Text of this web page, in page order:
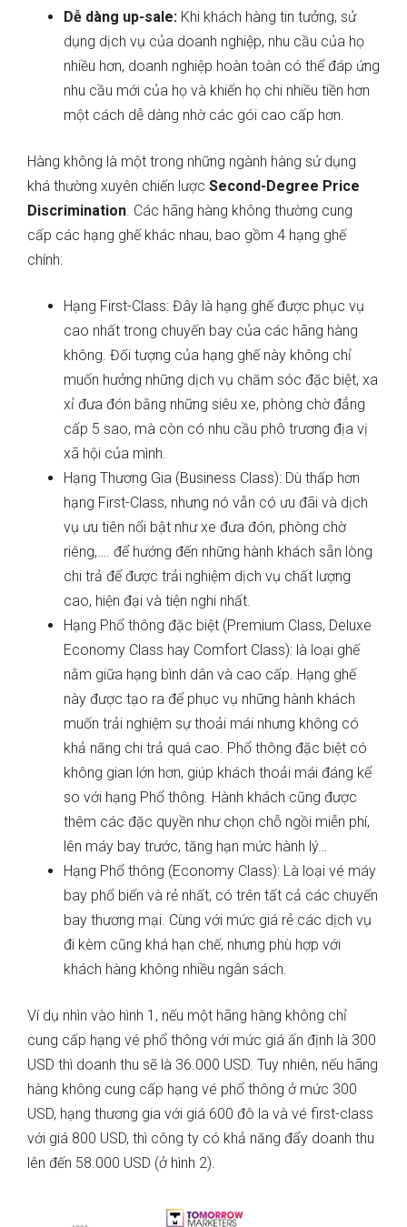
Dễ dàng up-sale: Khi khách hàng tin tưởng, sử
dụng dịch vụ của doanh nghiệp, nhu cầu của họ
nhiều hơn, doanh nghiệp hoàn toàn có thể đáp ứng
nhu cầu mới của họ và khiến họ chi nhiều tiền hơn
một cách dễ dàng nhờ các gói cao cấp hơn.
Hàng không là một trong những ngành hàng sử dụng
khá thường xuyên chiến lược Second-Degree Price
Discrimination. Các hãng hàng không thường cung
cấp các hạng ghế khác nhau, bao gồm 4 hạng ghế
chính:
Hạng First-Class: Đây là hạng ghế được phục vụ
cao nhất trong chuyến bay của các hãng hàng
không. Đối tượng của hạng ghế này không chỉ
muốn hưởng những dịch vụ chăm sóc đặc biệt, xa
xỉ đưa đón bằng những siêu xe, phòng chờ đẳng
cấp 5 sao, mà còn có nhu cầu phô trương địa vị
xã hội của mình.
Hạng Thương Gia (Business Class): Dù thấp hơn
hạng First-Class, nhưng nó vẫn có ưu đãi và dịch
vụ ưu tiên nổi bật như xe đưa đón, phòng chờ
riêng,…. để hướng đến những hành khách sẵn lòng
chi trả để được trải nghiệm dịch vụ chất lượng
cao, hiện đại và tiện nghi nhất.
Hạng Phổ thông đặc biệt (Premium Class, Deluxe
Economy Class hay Comfort Class): là loại ghế
nằm giữa hạng bình dân và cao cấp. Hạng ghế
này được tạo ra để phục vụ những hành khách
muốn trải nghiệm sự thoải mái nhưng không có
khả năng chi trả quá cao. Phổ thông đặc biệt có
không gian lớn hơn, giúp khách thoải mái đáng kể
so với hạng Phổ thông. Hành khách cũng được
thêm các đặc quyền như chọn chỗ ngồi miễn phí,
lên máy bay trước, tăng hạn mức hành lý…
Hạng Phổ thông (Economy Class): Là loại vé máy
bay phổ biến và rẻ nhất, có trên tất cả các chuyến
bay thương mại. Cùng với mức giá rẻ các dịch vụ
đi kèm cũng khá hạn chế, nhưng phù hợp với
khách hàng không nhiều ngân sách.
Ví dụ nhìn vào hình 1, nếu một hãng hàng không chỉ
cung cấp hạng vé phổ thông với mức giá ấn định là 300
USD thì doanh thu sẽ là 36.000 USD. Tuy nhiên, nếu hãng
hàng không cung cấp hạng vé phổ thông ở mức 300
USD, hạng thương gia với giá 600 đô la và vé first-class
với giá 800 USD, thì công ty có khả năng đẩy doanh thu
lên đến 58.000 USD (ở hình 2).